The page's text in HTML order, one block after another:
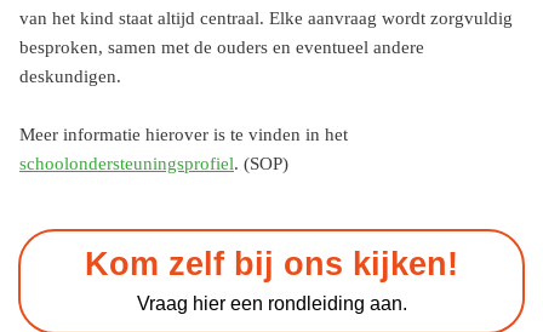
van het kind staat altijd centraal. Elke aanvraag wordt zorgvuldig
besproken, samen met de ouders en eventueel andere
deskundigen.
Meer informatie hierover is te vinden in het
schoolondersteuningsprofiel. (SOP)
Kom zelf bij ons kijken!
Vraag hier een rondleiding aan.